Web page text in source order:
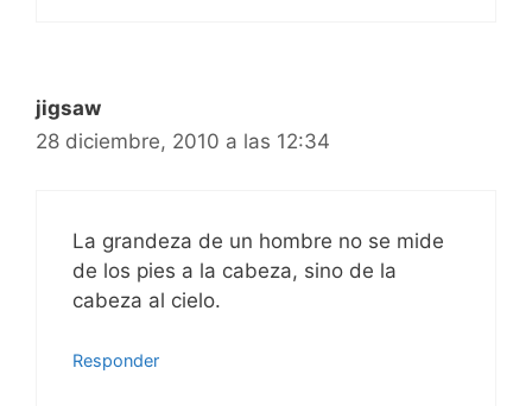
jigsaw
28 diciembre, 2010 a las 12:34
La grandeza de un hombre no se mide
de los pies a la cabeza, sino de la
cabeza al cielo.
Responder